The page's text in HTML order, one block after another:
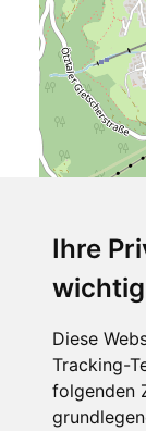
Ihre
wichtig
Diese
Tracking-
folgenden
Hotel Erhart
6450 Sölden
Tirol